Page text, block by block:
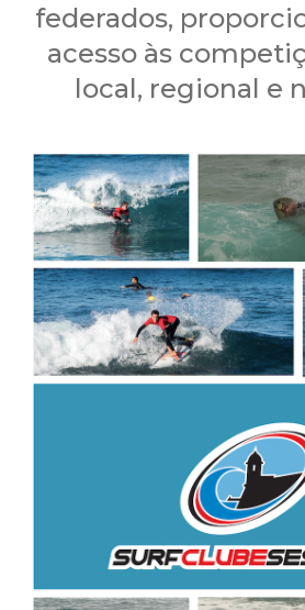
federados,
acesso às
local, regional e